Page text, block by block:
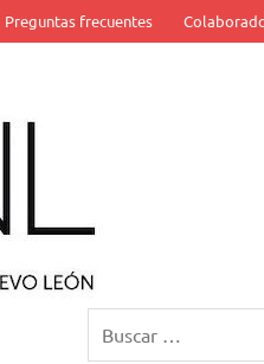
Preguntas frecuentes